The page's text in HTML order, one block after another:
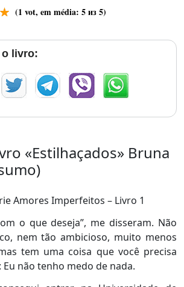
(1 vot, em média: 5из 5)
livro:
«Estilhaçados» Bruna
Amores Imperfeitos – Livro 1
o que deseja”, me disseram. Não
nem tão ambicioso, muito menos
tem uma coisa que você precisa
não tenho medo de nada.